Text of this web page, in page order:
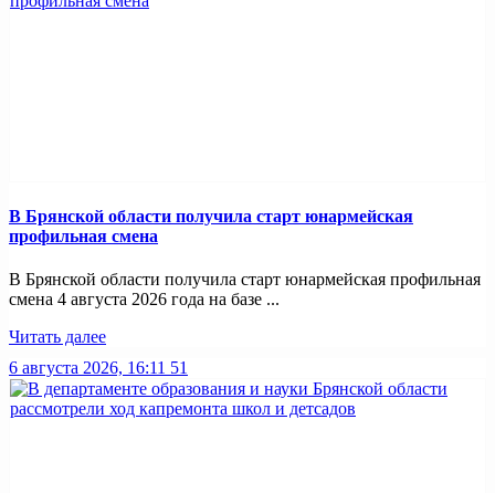
В Брянской области получила старт юнармейская
профильная смена
В Брянской области получила старт юнармейская профильная
смена 4 августа 2026 года на базе ...
Читать далее
6 августа 2026, 16:11 51